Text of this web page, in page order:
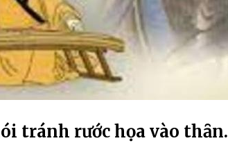
tránh rước họa vào thȃn.